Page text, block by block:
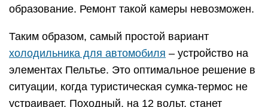
образование. Ремонт такой камеры невозможен.
Таким образом, самый простой вариант
холодильника для автомобиля – устройство на
элементах Пельтье. Это оптимальное решение в
ситуации, когда туристическая сумка-термос не
устраивает. Походный, на 12 вольт, станет